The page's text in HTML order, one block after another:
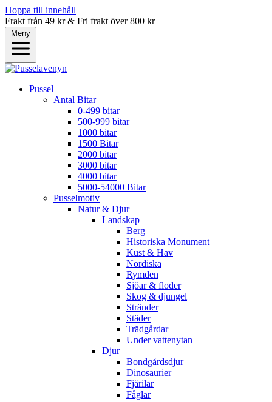
Hoppa till innehåll
Frakt från 49 kr & Fri frakt över 800 kr
Meny
Pussel
Antal Bitar
0-499 bitar
500-999 bitar
1000 bitar
1500 Bitar
2000 bitar
3000 bitar
4000 bitar
5000-54000 Bitar
Pusselmotiv
Natur & Djur
Landskap
Berg
Historiska Monument
Kust & Hav
Nordiska
Rymden
Sjöar & floder
Skog & djungel
Stränder
Städer
Trädgårdar
Under vattenytan
Djur
Bondgårdsdjur
Dinosaurier
Fjärilar
Fåglar